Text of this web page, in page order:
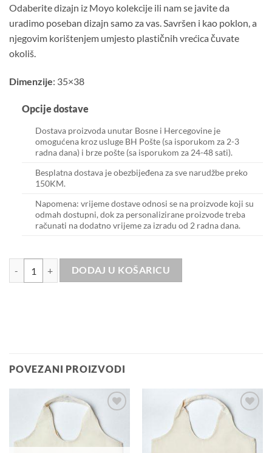
Odaberite dizajn iz Moyo kolekcije ili nam se javite da
uradimo poseban dizajn samo za vas. Savršen i kao poklon, a
njegovim korištenjem umjesto plastičnih vrećica čuvate
okoliš.
Dimenzije: 35×38
Opcije dostave
Dostava proizvoda unutar Bosne i Hercegovine je
omogućena kroz usluge BH Pošte (sa isporukom za 2-3
radna dana) i brze pošte (sa isporukom za 24-48 sati).
Besplatna dostava je obezbijeđena za sve narudžbe preko
150KM.
Napomena: vrijeme dostave odnosi se na proizvode koji su
odmah dostupni, dok za personalizirane proizvode treba
računati na dodatno vrijeme za izradu od 2 radna dana.
Grey is the new black količinaDODAJ U KOŠARICU
POVEZANI PROIZVODI
Dodaj u
košaricu
Dodaj u
košaricu